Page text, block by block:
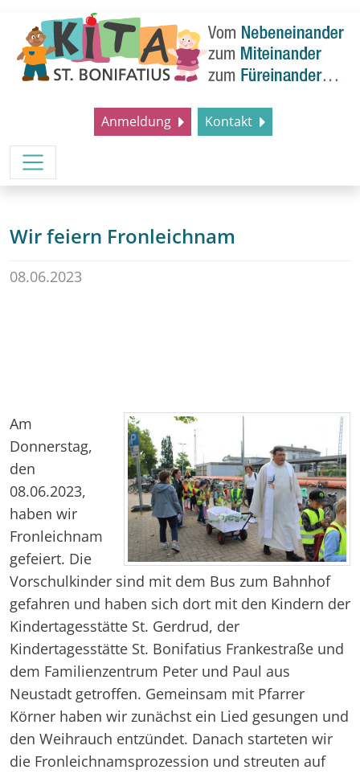
Anmeldung Kontakt
Wir feiern Fronleichnam
08.06.2023
Am
Donnerstag,
den
08.06.2023,
haben wir
Fronleichnam
gefeiert. Die
Vorschulkinder sind mit dem Bus zum Bahnhof
gefahren und haben sich dort mit den Kindern der
Kindertagesstätte St. Gerdrud, der
Kindertagesstätte St. Bonifatius Frankestraße und
dem Familienzentrum Peter und Paul aus
Neustadt getroffen. Gemeinsam mit Pfarrer
Körner haben wir zunächst ein Lied gesungen und
den Weihrauch entzündet. Danach starteten wir
die Fronleichnamsprozession und streuten auf